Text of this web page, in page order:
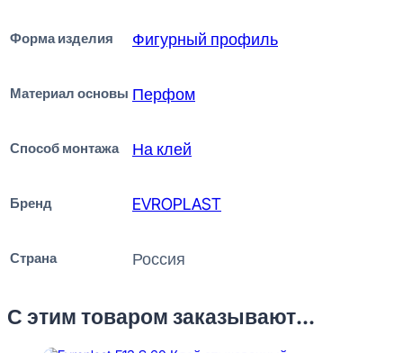
Форма изделия Фигурный профиль
Материал основы Перфом
Способ монтажа На клей
Бренд EVROPLAST
Страна Россия
С этим товаром заказывают...